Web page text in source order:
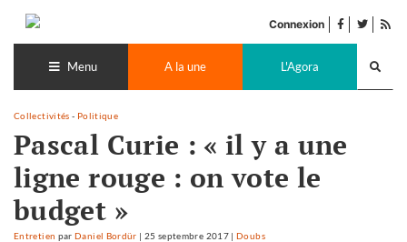
contenu
Connexion facebook
twitter
Menu A la une L'Agora
Collectivités - Politique
Pascal Curie : « il y a une
ligne rouge : on vote le
budget »
Entretien parDaniel Bordür | 25 septembre 2017|Doubs